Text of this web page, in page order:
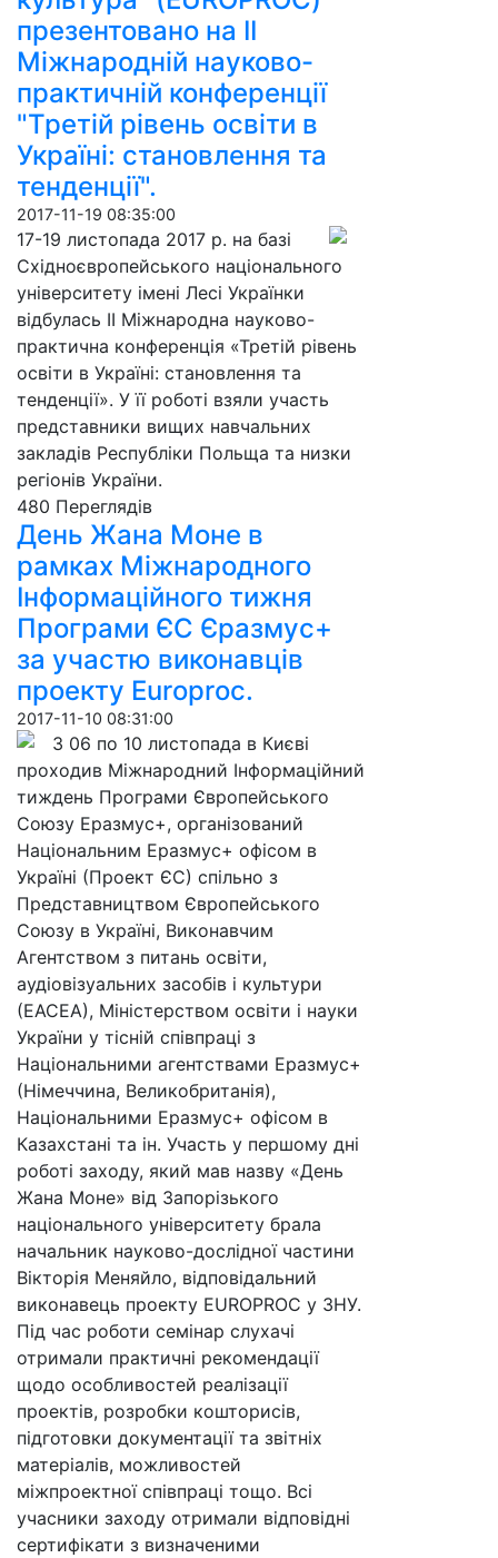
презентовано на ІІ
Міжнародній науково-
практичній конференції
"Третій рівень освіти в
Україні: становлення та
тенденції".
2017-11-19 08:35:00
17-19 листопада 2017 р. на базі
Східноєвропейського національного
університету імені Лесі Українки
відбулась ІІ Міжнародна науково-
практична конференція «Третій рівень
освіти в Україні: становлення та
тенденції». У її роботі взяли участь
представники вищих навчальних
закладів Республіки Польща та низки
регіонів України.
480 Пере­гля­дів
День Жана Моне в
рамках Міжнародного
Інформаційного тижня
Програми ЄС Єразмус+
за участю виконавців
проекту Europroc.
2017-11-10 08:31:00
З 06 по 10 листопада в Києві
проходив Міжнародний Інформаційний
тиждень Програми Європейського
Союзу Еразмус+, організований
Національним Еразмус+ офісом в
Україні (Проект ЄС) спільно з
Представництвом Європейського
Союзу в Україні, Виконавчим
Агентством з питань освіти,
аудіовізуальних засобів і культури
(ЕАСЕА), Міністерством освіти і науки
України у тісній співпраці з
Національними агентствами Еразмус+
(Німеччина, Великобританія),
Національними Еразмус+ офісом в
Казахстані та ін. Участь у першому дні
роботі заходу, який мав назву «День
Жана Моне» від Запорізького
національного університету брала
начальник науково-дослідної частини
Вікторія Меняйло, відповідальний
виконавець проекту EUROPROC у ЗНУ.
Під час роботи семінар слухачі
отримали практичні рекомендації
щодо особливостей реалізації
проектів, розробки кошторисів,
підготовки документації та звітніх
матеріалів, можливостей
міжпроектної співпраці тощо. Всі
учасники заходу отримали відповідні
сертифікати з визначеними